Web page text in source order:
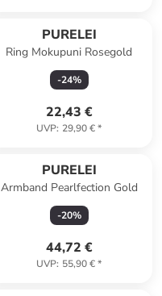
PURELEI
Ring Mokupuni Rosegold
-24%
22,43 €
UVP: 29,90 €*
PURELEI
Armband Pearlfection Gold
-20%
44,72 €
UVP: 55,90 €*